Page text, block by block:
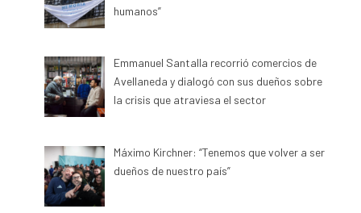
humanos”
Emmanuel Santalla recorrió comercios de
Avellaneda y dialogó con sus dueños sobre
la crisis que atraviesa el sector
Máximo Kirchner: “Tenemos que volver a ser
dueños de nuestro país”